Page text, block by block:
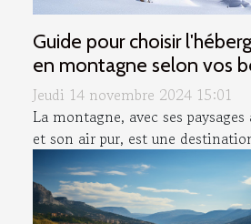
Guide pour choisir
en montagne selon vos
Jeudi 14 novembre 2024 15:01
La montagne, avec ses
et son air pur, est une